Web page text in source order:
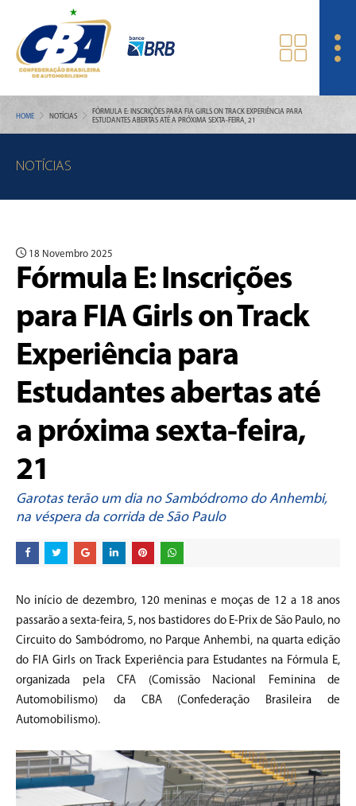
HOME NOTÍCIAS
FÓRMULA E: INSCRIÇÕES PARA FIA GIRLS ON TRACK EXPERIÊNCIA PARA
ESTUDANTES ABERTAS ATÉ A PRÓXIMA SEXTA-FEIRA, 21
NOTÍCIAS
18 Novembro 2025
Fórmula E: Inscrições
para FIA Girls on Track
Experiência para
Estudantes abertas até
a próxima sexta-feira,
21
Garotas terão um dia no Sambódromo do Anhembi,
na véspera da corrida de São Paulo
No início de dezembro, 120 meninas e moças de 12 a 18 anos
passarão a sexta-feira, 5, nos bastidores do E-Prix de São Paulo, no
Circuito do Sambódromo, no Parque Anhembi, na quarta edição
do FIA Girls on Track Experiência para Estudantes na Fórmula E,
organizada pela CFA (Comissão Nacional Feminina de
Automobilismo) da CBA (Confederação Brasileira de
Automobilismo).